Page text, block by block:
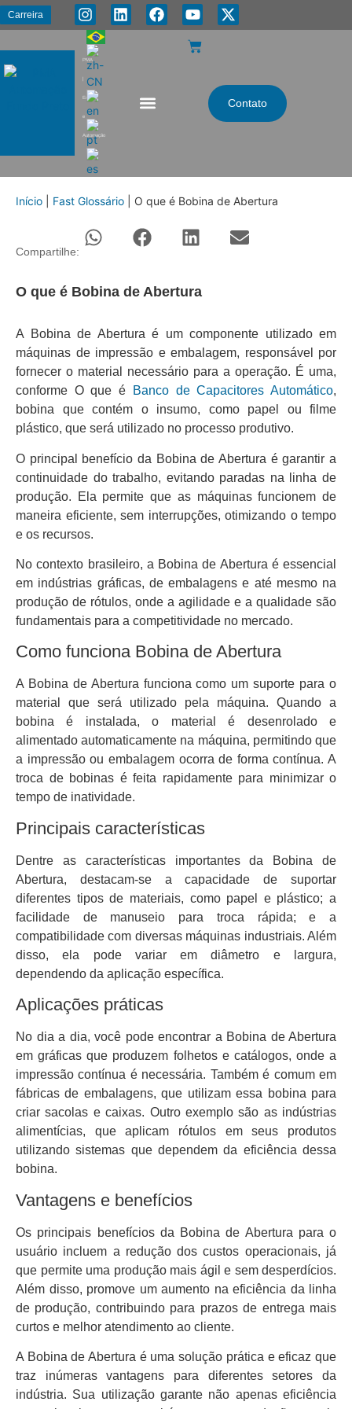
Carreira
PMA
|
Energia
e
Automação
Contato
Início Fast Glossário O que é Bobina de Abertura
Compartilhe:
O que é Bobina de Abertura
A Bobina de Abertura é um componente utilizado em
máquinas de impressão e embalagem, responsável por
fornecer o material necessário para a operação. É uma,
conforme O que é
Banco de Capacitores Automático,
bobina que contém o insumo, como papel ou filme
plástico, que será utilizado no processo produtivo.
O principal benefício da Bobina de Abertura é garantir a
continuidade do trabalho, evitando paradas na linha de
produção. Ela permite que as máquinas funcionem de
maneira eficiente, sem interrupções, otimizando o tempo
e os recursos.
No contexto brasileiro, a Bobina de Abertura é essencial
em indústrias gráficas, de embalagens e até mesmo na
produção de rótulos, onde a agilidade e a qualidade são
fundamentais para a competitividade no mercado.
Como funciona Bobina de Abertura
A Bobina de Abertura funciona como um suporte para o
material que será utilizado pela máquina. Quando a
bobina é instalada, o material é desenrolado e
alimentado automaticamente na máquina, permitindo que
a impressão ou embalagem ocorra de forma contínua. A
troca de bobinas é feita rapidamente para minimizar o
tempo de inatividade.
Principais características
Dentre as características importantes da Bobina de
Abertura, destacam-se a capacidade de suportar
diferentes tipos de materiais, como papel e plástico; a
facilidade de manuseio para troca rápida; e a
compatibilidade com diversas máquinas industriais. Além
disso, ela pode variar em diâmetro e largura,
dependendo da aplicação específica.
Aplicações práticas
No dia a dia, você pode encontrar a Bobina de Abertura
em gráficas que produzem folhetos e catálogos, onde a
impressão contínua é necessária. Também é comum em
fábricas de embalagens, que utilizam essa bobina para
criar sacolas e caixas. Outro exemplo são as indústrias
alimentícias, que aplicam rótulos em seus produtos
utilizando sistemas que dependem da eficiência dessa
bobina.
Vantagens e benefícios
Os principais benefícios da Bobina de Abertura para o
usuário incluem a redução dos custos operacionais, já
que permite uma produção mais ágil e sem desperdícios.
Além disso, promove um aumento na eficiência da linha
de produção, contribuindo para prazos de entrega mais
curtos e melhor atendimento ao cliente.
A Bobina de Abertura é uma solução prática e eficaz que
traz inúmeras vantagens para diferentes setores da
indústria. Sua utilização garante não apenas eficiência